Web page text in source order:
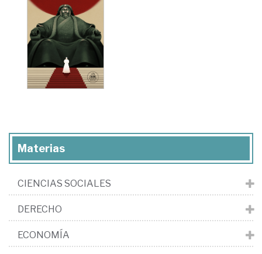
Materias
CIENCIAS SOCIALES
DERECHO
ECONOMÍA